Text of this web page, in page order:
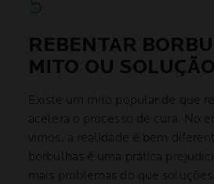
REBENTAR
MITO OU
Existe um mito popular de que
acelera o processo de cura. No
vimos, a realidade é bem
borbulhas é uma prática
mais problemas do que